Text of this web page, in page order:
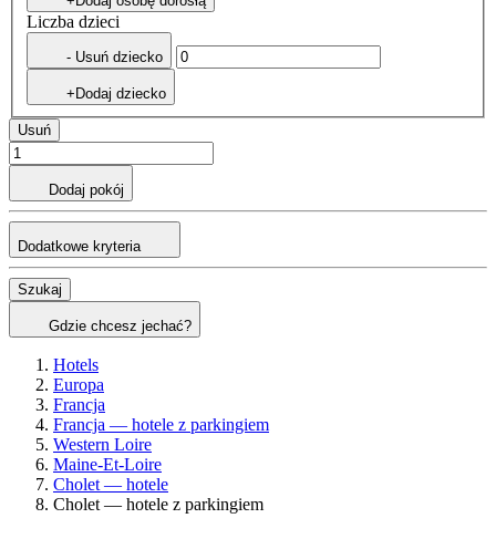
Liczba dzieci
- Usuń dziecko
+Dodaj dziecko
Usuń
Dodaj pokój
Dodatkowe kryteria
Szukaj
Gdzie chcesz jechać?
Hotels
Europa
Francja
Francja — hotele z parkingiem
Western Loire
Maine-Et-Loire
Cholet — hotele
Cholet — hotele z parkingiem